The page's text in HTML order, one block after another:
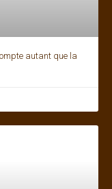
autant que la